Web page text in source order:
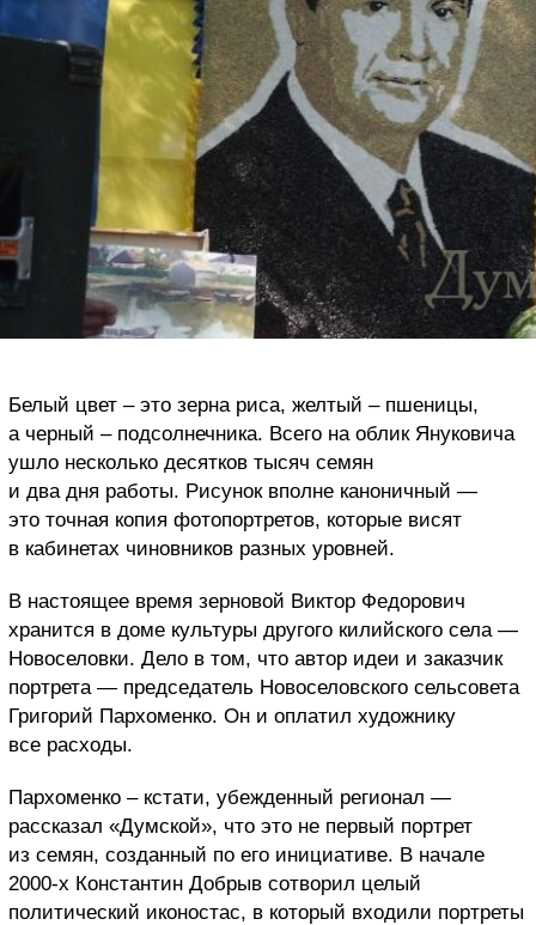
Белый цвет – это зерна риса, желтый – пшеницы,
а черный – подсолнечника. Всего на облик Януковича
ушло несколько десятков тысяч семян
и два дня работы. Рисунок вполне каноничный —
это точная копия фотопортретов, которые висят
в кабинетах чиновников разных уровней.
В настоящее время зерновой Виктор Федорович
хранится в доме культуры другого килийского села —
Новоселовки. Дело в том, что автор идеи и заказчик
портрета — председатель Новоселовского сельсовета
Григорий Пархоменко. Он и оплатил художнику
все расходы.
Пархоменко – кстати, убежденный регионал —
рассказал «Думской», что это не первый портрет
из семян, созданный по его инициативе. В начале
2000-х Константин Добрыв сотворил целый
политический иконостас, в который входили портреты